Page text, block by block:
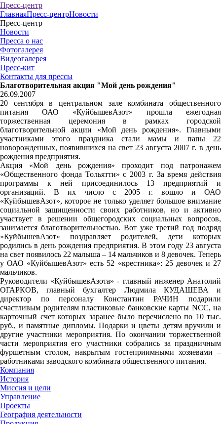
Пресс-центр
ГлавнаяПресс-центрНовости
Пресс-центр
Новости
Пресса о нас
Фотогалерея
Видеогалерея
Пресс-кит
Контакты для прессы
Благотворительная акция "Мой день рождения"
26.09.2007
20 сентября в центральном зале комбината общественного
питания ОАО «КуйбышевАзот» прошла ежегодная
торжественная церемония в рамках городской
благотворительной акции «Мой день рождения». Главными
участниками этого праздника стали мамы и папы 22
новорожденных, появившихся на свет 23 августа 2007 г. в день
рождения предприятия.
Акция «Мой день рождения» проходит под патронажем
«Общественного фонда Тольятти» с 2003 г. За время действия
программы к ней присоединилось 13 предприятий и
организаций. В их число с 2005 г. вошло и ОАО
«КуйбышевАзот», которое не только уделяет большое внимание
социальной защищенности своих работников, но и активно
участвует в решении общегородских социальных вопросов,
занимается благотворительностью. Вот уже третий год подряд
«КуйбышевАзот» поздравляет родителей, дети которых
родились в день рождения предприятия. В этом году 23 августа
на свет появилось 22 малыша – 14 мальчиков и 8 девочек. Теперь
у ОАО «КуйбышевАзот» есть 52 «крестника»: 25 девочек и 27
мальчиков.
Руководители «КуйбышевАзота» - главный инженер Анатолий
ОГАРКОВ, главный бухгалтер Людмила КУДАШЕВА и
директор по персоналу Константин РАЧИН подарили
счастливым родителям пластиковые банковские карты NCC, на
карточный счет которых заранее было перечислено по 10 тыс.
руб., и памятные дипломы. Подарки и цветы детям вручили и
другие участники мероприятия. По окончании торжественной
части мероприятия его участники собрались за праздничным
фуршетным столом, накрытым гостеприимными хозяевами –
работниками заводского комбината общественного питания.
Компания
История
Миссия и цели
Управление
Проекты
География деятельности